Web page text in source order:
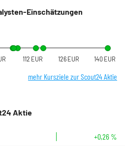
Einschätzungen
112 EUR 126 EUR 140 EUR
mehr Kursziele zur Scout24 Aktie
Aktie
+0,26 %